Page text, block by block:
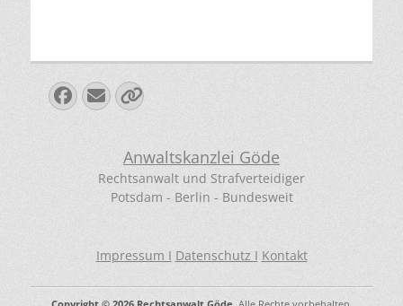
Facebook
E-
Mail
Verknüpfung
Anwaltskanzlei Göde
Rechtsanwalt und Strafverteidiger
Potsdam - Berlin - Bundesweit
Impressum I Datenschutz I Kontakt